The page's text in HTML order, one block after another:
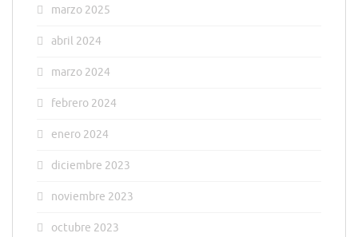
marzo 2025
abril 2024
marzo 2024
febrero 2024
enero 2024
diciembre 2023
noviembre 2023
octubre 2023